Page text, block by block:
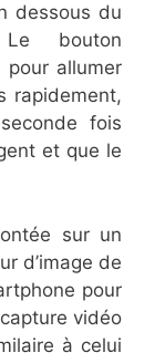
dessous du
bouton
pour allumer
rapidement,
fois
et que le
sur un
d’image de
pour
vidéo
à celui